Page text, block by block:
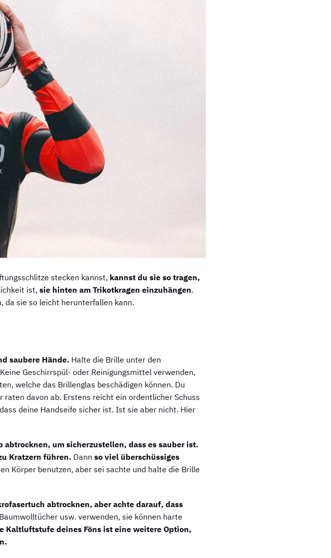
stecken kannst, kannst du sie so tragen,
ist,sie hinten am Trikotkragen einzuhängen.
da sie so leicht herunterfallen kann.
saubere Hände. Halte die Brille unter den
Geschirrspül- oder Reinigungsmittel verwenden,
welche das Brillenglas beschädigen können. Du
davon ab. Erstens reicht ein ordentlicher Schuss
deine Handseife sicher ist. Ist sie aber nicht. Hier
abtrocknen, um sicherzustellen, dass es sauber ist.
Kratzern führen. Dann so viel überschüssiges
Körper benutzen, aber sei sachte und halte die Brille
abtrocknen, aber achte darauf, dass
usw. verwenden, sie können harte
Kaltluftstufe deines Föns ist eine weitere Option,